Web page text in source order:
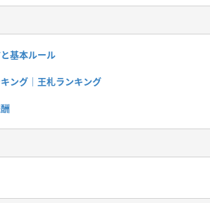
基本ルール
ング｜王札ランキング